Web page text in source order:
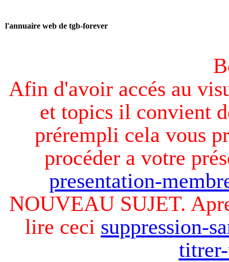
l'annuaire web de tgb-forever
Afin d'avoir accés au
et topics il convient
prérempli cela vous
procéder a votre
presentation-
NOUVEAU SUJET.
lire ceci suppression-